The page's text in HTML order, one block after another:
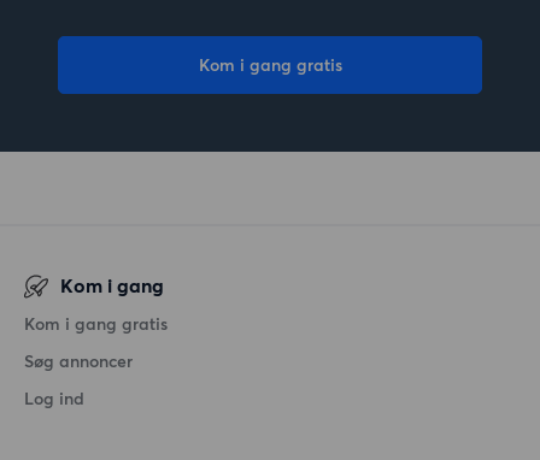
Kom i gang gratis
Kom i gang
Kom i gang gratis
Søg annoncer
Log ind